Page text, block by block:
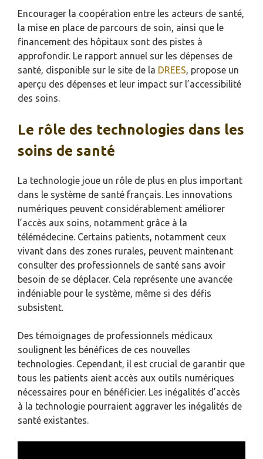
Encourager la coopération entre les acteurs de santé,
la mise en place de parcours de soin, ainsi que le
financement des hôpitaux sont des pistes à
approfondir. Le rapport annuel sur les dépenses de
santé, disponible sur le site de la DREES, propose un
aperçu des dépenses et leur impact sur l’accessibilité
des soins.
Le rôle des technologies dans les
soins de santé
La technologie joue un rôle de plus en plus important
dans le système de santé français. Les innovations
numériques peuvent considérablement améliorer
l’accès aux soins, notamment grâce à la
télémédecine. Certains patients, notamment ceux
vivant dans des zones rurales, peuvent maintenant
consulter des professionnels de santé sans avoir
besoin de se déplacer. Cela représente une avancée
indéniable pour le système, même si des défis
subsistent.
Des témoignages de professionnels médicaux
soulignent les bénéfices de ces nouvelles
technologies. Cependant, il est crucial de garantir que
tous les patients aient accès aux outils numériques
nécessaires pour en bénéficier. Les inégalités d’accès
à la technologie pourraient aggraver les inégalités de
santé existantes.